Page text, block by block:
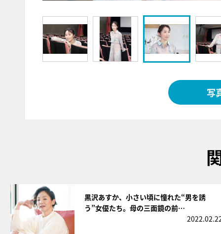
写
黒沢あすか、小さい頃に憧れた“男を誘
う”女優たち。母の三面鏡の前…